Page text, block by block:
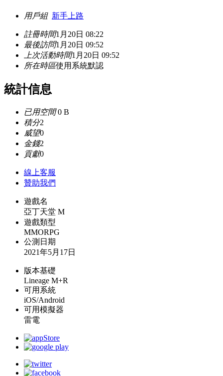
用戶組 新手上路
註冊時間1月20日 08:22
最後訪問1月20日 09:52
上次活動時間1月20日 09:52
所在時區使用系統默認
統計信息
已用空間0 B
積分2
威望0
金錢2
貢獻0
線上客服
贊助我們
遊戲名
亞丁天堂 M
遊戲類型
MMORPG
公測日期
2021年5月17日
版本基礎
Lineage M+R
可用系統
iOS/Android
可用模擬器
雷電